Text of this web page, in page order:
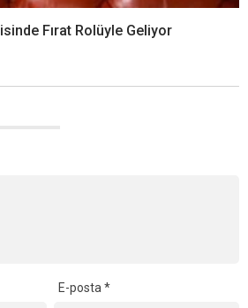
Fırat Rolüyle Geliyor
E-posta*